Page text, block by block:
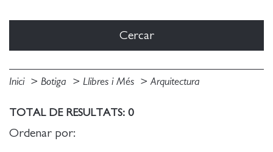
Inici Botiga Llibres i Més Arquitectura
TOTAL DE RESULTATS: 0
Ordenar por: